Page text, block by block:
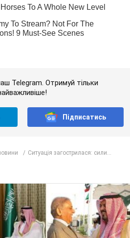
Telegram. Отримуй тільки
Підписатись
Ситуація загострилася: сили...